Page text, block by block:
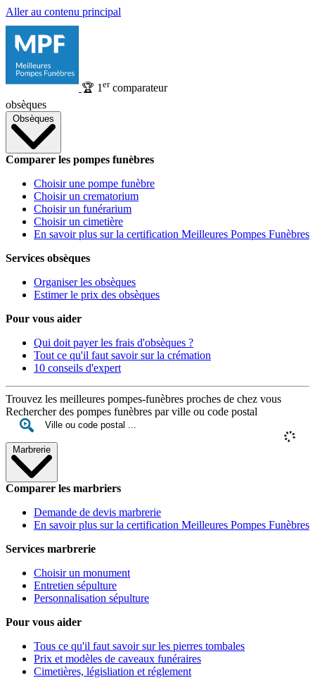
Aller au contenu principal
🏆 1 ercomparateur
obsèques
Obsèques
Comparer les pompes funèbres
Choisir une pompe funèbre
Choisir un crematorium
Choisir un funérarium
Choisir un cimetière
En savoir plus sur la certification Meilleures Pompes Funèbres
Services obsèques
Organiser les obsèques
Estimer le prix des obsèques
Pour vous aider
Qui doit payer les frais d'obsèques ?
Tout ce qu'il faut savoir sur la crémation
10 conseils d'expert
Trouvez les meilleures pompes-funèbres proches de chez vous
Rechercher des pompes funèbres par ville ou code postal
Marbrerie
Comparer les marbriers
Demande de devis marbrerie
En savoir plus sur la certification Meilleures Pompes Funèbres
Services marbrerie
Choisir un monument
Entretien sépulture
Personnalisation sépulture
Pour vous aider
Tous ce qu'il faut savoir sur les pierres tombales
Prix et modèles de caveaux funéraires
Cimetières, législiation et réglement